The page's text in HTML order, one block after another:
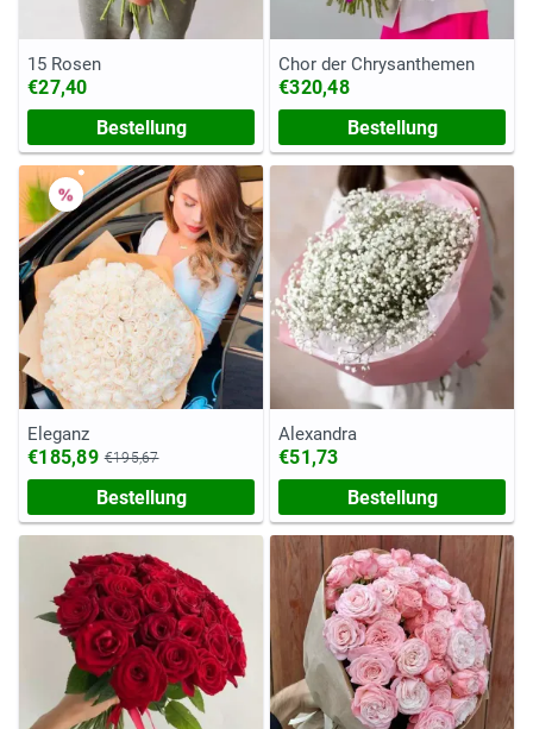
15 Rosen
€27,40
Bestellung
Chor der Chrysanthemen
€320,48
Bestellung
Eleganz
€185,89 €195,67
Bestellung
Alexandra
€51,73
Bestellung